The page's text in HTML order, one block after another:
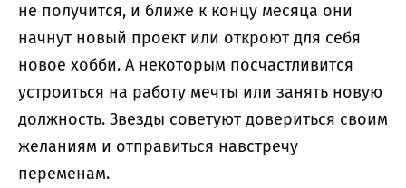
не получится, и ближе к концу месяца они
начнут новый проект или откроют для себя
новое хобби. А некоторым посчастливится
устроиться на работу мечты или занять новую
должность. Звезды советуют довериться своим
желаниям и отправиться навстречу
переменам.